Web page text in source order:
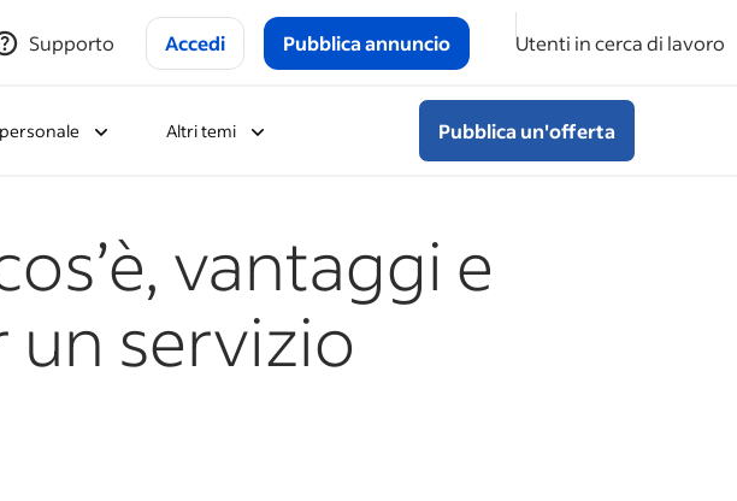
Supporto Accedi Pubblica annuncio Utenti in cerca di lavoro
Altri temi Pubblica un'offerta
vantaggi e
un servizio